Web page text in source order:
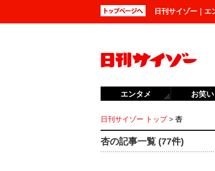
日刊サイゾー｜エ
日刊サイゾー トップ> 杏
杏の記事一覧 (77件)
エンタメ お笑い